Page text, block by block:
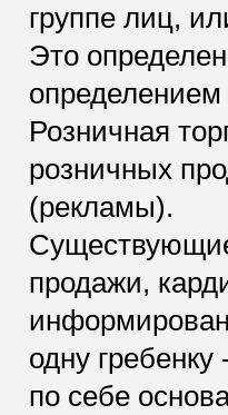
группе лиц,
Это
определением
Розничная
розничных
(рекламы).
продажи,
одну
по себе